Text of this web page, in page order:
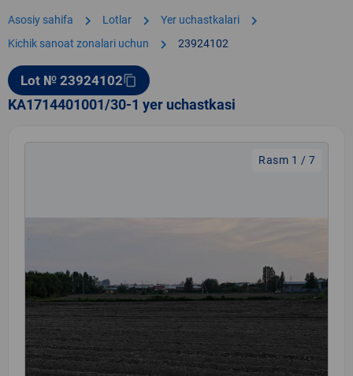
Asosiy sahifa chevron_right Lotlar chevron_right Yer uchastkalari chevron_right
Kichik sanoat zonalari uchun chevron_right 23924102
Lot № 23924102content_copy
KA1714401001/30-1 yer uchastkasi
Rasm 1 / 7